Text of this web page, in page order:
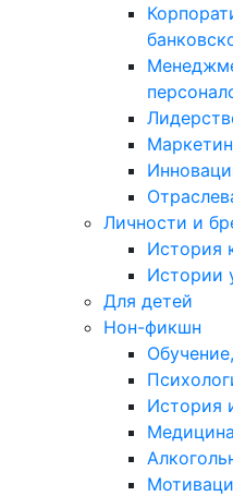
Личности и
История
Истории
Для детей
Нон-фикшн
История
Медицина